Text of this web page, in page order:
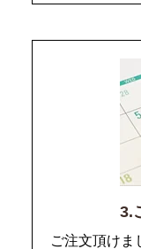
3.
ご注文頂けま